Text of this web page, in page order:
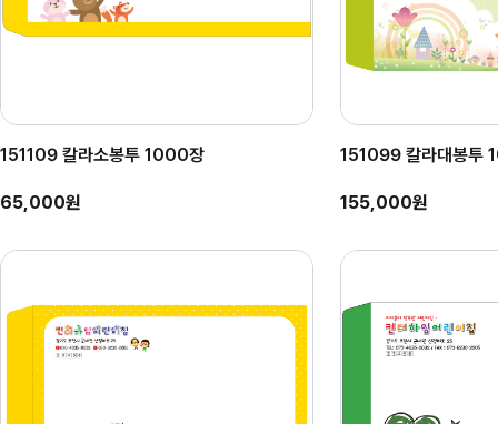
151109 칼라소봉투 1000장
65,000원
151099 칼라대봉투
155,000원